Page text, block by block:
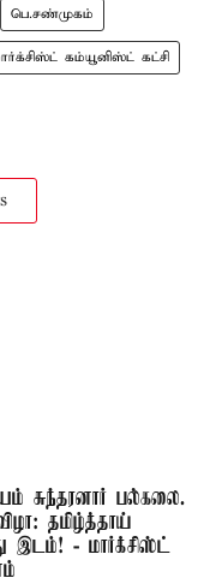
பெ.சண்முகம்
கம்யூனிஸ்ட் கட்சி
சுந்தரனார் பல்கலை.
தமிழ்த்தாய்
இடம்! - மார்க்சிஸ்ட்